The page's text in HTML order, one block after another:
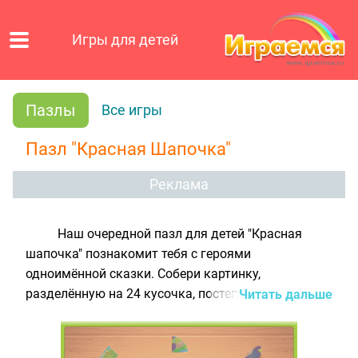
Игры для детей
Пазлы Все игры
Пазл "Красная Шапочка"
Реклама
Наш очередной пазл для детей "Красная
шапочка" познакомит тебя с героями
одноимённой сказки. Собери картинку,
разделённую на 24 кусочка, постепенно
игровом поле. Несмотря на то, что картинка в
этой игре непривычно круглая, сложить такой
Читать дальше